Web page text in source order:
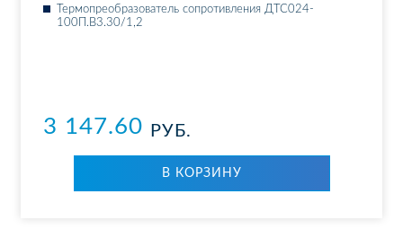
Тер­мо­пре­об­ра­зо­ва­тель со­про­тив­ле­ния ДТ­С024-
100П.В3.30/1,2
3 147.60 РУБ.
В КОР­ЗИ­НУ